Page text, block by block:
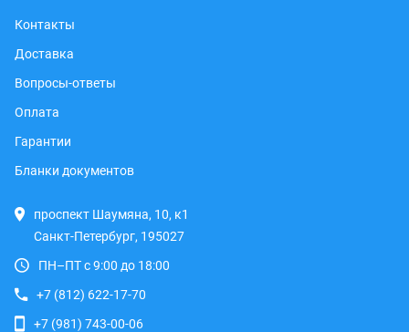
Контакты
Доставка
Вопросы-ответы
Оплата
Гарантии
Бланки документов
проспект Шаумяна, 10, к1
Санкт-Петербург, 195027
ПН–ПТ с 9:00 до 18:00
+7 (812) 622-17-70
+7 (981) 743-00-06